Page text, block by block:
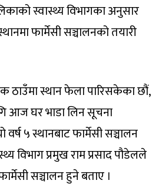
स्वास्थ्य विभागका अनुसार
फार्मेसी सञ्चालनको तयारी
ठाउँमा स्थान फेला पारिसकेका छौं,
आज घर भाडा लिन सूचना
वर्ष ५ स्थानबाट फार्मेसी सञ्चालन
विभाग प्रमुख राम प्रसाद पौडेलले
सञ्चालन हुने बताए ।